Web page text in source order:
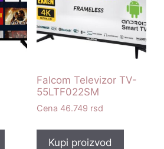
Falcom Televizor TV-
55LTF022SM
46.749 rsd
Kupi proizvod